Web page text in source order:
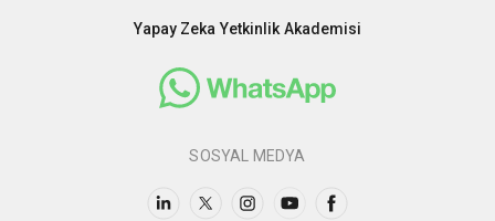
Yapay Zeka Yetkinlik Akademisi
SOSYAL MEDYA